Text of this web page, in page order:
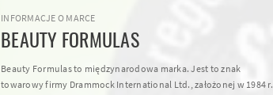
INFORMACJE O MARCE
BEAUTY FORMULAS
Beauty Formulas to międzynarodowa marka. Jest to znak
towarowy firmy Drammock International Ltd., założonej w 1984 r.